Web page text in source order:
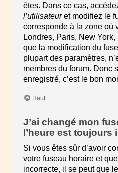
êtes. Dans ce cas,
l’utilisateuret modifiez le
corresponde à la zone où
Londres, Paris, New
que la modification du
plupart des paramètres,
membres du forum. Donc
enregistré, c’est le bon
Haut
J’ai changé mon
l’heure est toujours
Si vous êtes sûr d’avoir
votre fuseau horaire et
incorrecte, il se peut que